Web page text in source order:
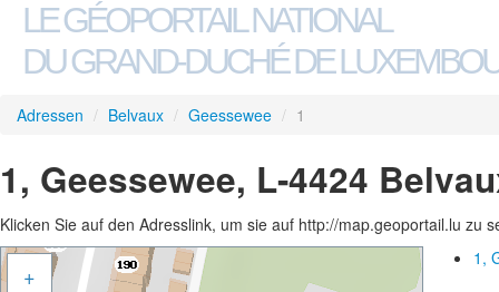
LE GÉOPORTAIL NATIONAL
DU GRAND-DUCHÉ DE
Adressen / Belvaux / Geessewee / 1
1, Geessewee, L-4424
Klicken Sie auf den Adresslink, um sie auf http://map.geoportail.lu zu
+
1,